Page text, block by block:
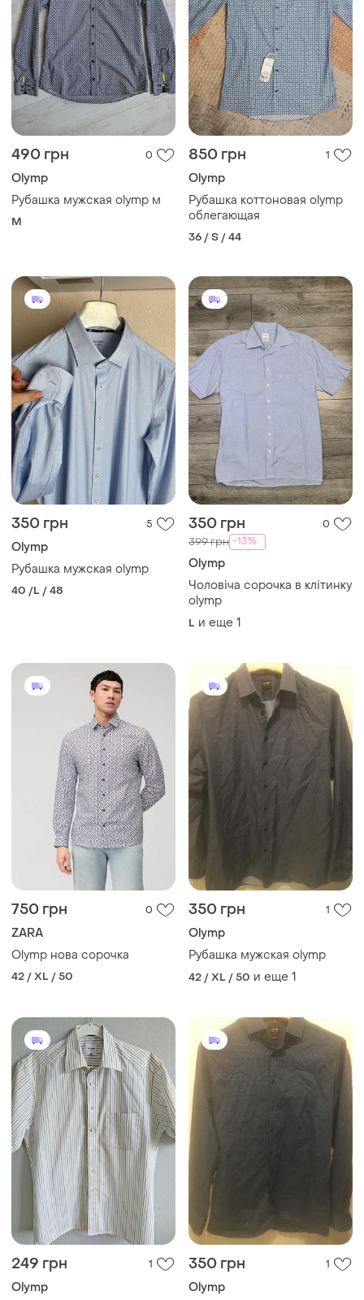
490 грн 0
Olymp
Рубашка мужская olymp м
M
850 грн 1
Olymp
Рубашка коттоновая olymp
облегающая
36 / S / 44
350 грн 5
Olymp
Рубашка мужская olymp
40 /L / 48
350 грн 0
399 грн -13%
Olymp
Чоловіча сорочка в клітинку
olymp
L и еще 1
750 грн 0
ZARA
Olymp нова сорочка
42 / XL / 50
350 грн 1
Olymp
Рубашка мужская olymp
42 / XL / 50 и еще 1
249 грн 1
Olymp
350 грн 1
Olymp